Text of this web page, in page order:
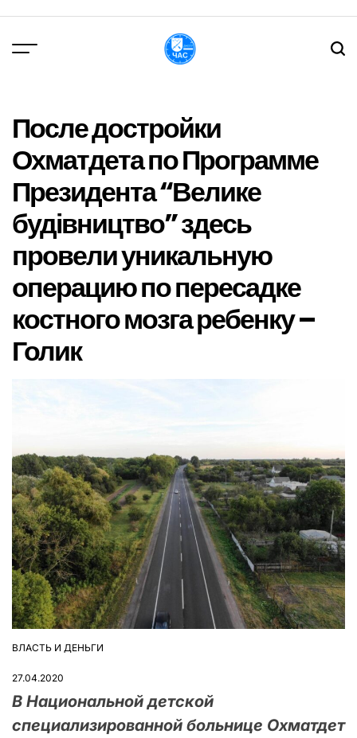
вмісту
После достройки
Охматдета по Программе
Президента “Велике
будівництво” здесь
провели уникальную
операцию по пересадке
костного мозга ребенку –
Голик
ОПУБЛІКУВАТИ
ВЛАСТЬ И ДЕНЬГИ
27.04.2020
В Национальной детской
специализированной больнице Охматдет